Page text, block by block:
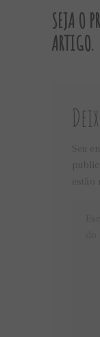
SEJA O
ARTIGO.
Seu
estão